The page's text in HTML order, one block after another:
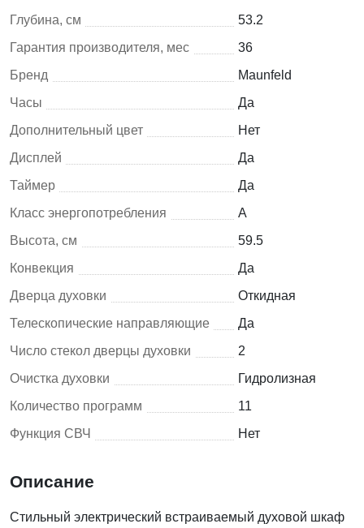
Глубина, см
53.2
Гарантия производителя, мес
36
Бренд
Maunfeld
Часы
Да
Дополнительный цвет
Нет
Дисплей
Да
Таймер
Да
Класс энергопотребления
A
Высота, см
59.5
Конвекция
Да
Дверца духовки
Откидная
Телескопические направляющие
Да
Число стекол дверцы духовки
2
Очистка духовки
Гидролизная
Количество программ
11
Функция СВЧ
Нет
Описание
Стильный электрический встраиваемый духовой шкаф